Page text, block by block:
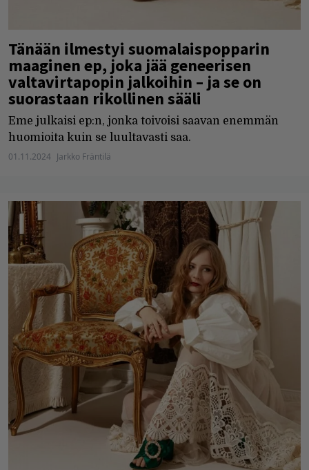
Tänään ilmestyi suomalaispopparin
maaginen ep, joka jää geneerisen
valtavirtapopin jalkoihin – ja se on
suorastaan rikollinen sääli
Eme julkaisi ep:n, jonka toivoisi saavan enemmän
huomioita kuin se luultavasti saa.
01.11.2024 Jarkko Fräntilä